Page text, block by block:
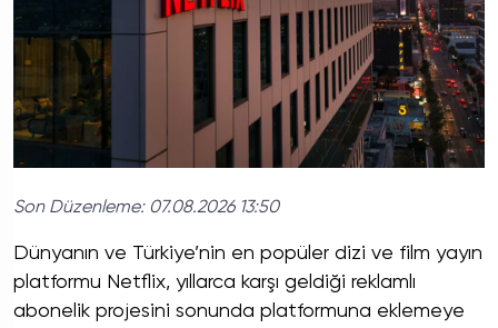
Son Düzenleme: 07.08.2026 13:50
Dünyanın ve Türkiye’nin en popüler dizi ve film yayın
platformu Netflix, yıllarca karşı geldiği reklamlı
abonelik projesini sonunda platformuna eklemeye